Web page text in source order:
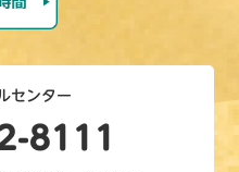
センター
8111